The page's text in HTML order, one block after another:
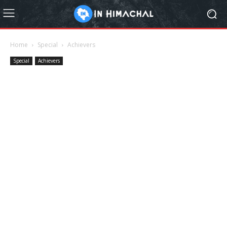
Home Special Achievers
Special Achievers